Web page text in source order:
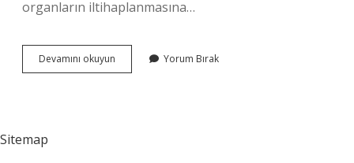
organların iltihaplanmasına…
Devamını okuyun
Dilde
Yorum Bırak
Sitemap